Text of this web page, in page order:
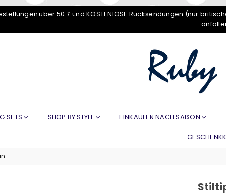
über 50 £ und KOSTENLOSE Rücksendungen (nur
SETS SHOP BY STYLE EINKAUFEN NACH SAISON